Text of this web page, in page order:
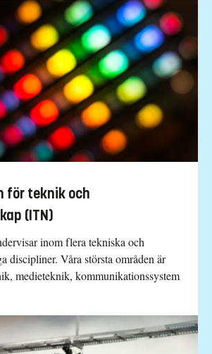
för teknik och
(ITN)
inom flera tekniska och
discipliner. Våra största områden är
medieteknik, kommunikationssystem